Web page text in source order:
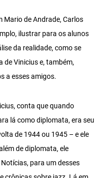
de Andrade, Carlos
ilustrar para os alunos
da realidade, como se
de Vinicius e, também,
a esses amigos.
conta que quando
lá como diplomata, era seu
de 1944 ou 1945 – e ele
de diplomata, ele
para um desses